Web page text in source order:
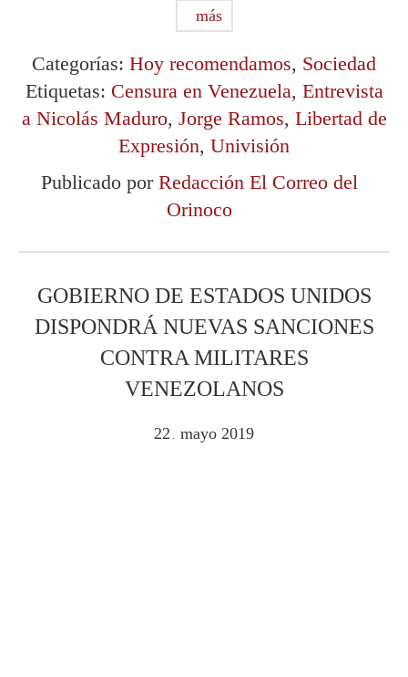
más
Categorías: Hoy recomendamos, Sociedad
Etiquetas: Censura en Venezuela, Entrevista
a Nicolás Maduro, Jorge Ramos, Libertad de
Expresión, Univisión
Publicado por Redacción El Correo del
Orinoco
GOBIERNO DE ESTADOS UNIDOS
DISPONDRÁ NUEVAS SANCIONES
CONTRA MILITARES
VENEZOLANOS
22 mayo 2019